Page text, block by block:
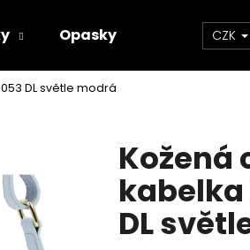
Opasky Doplňky
CZK
DL světle modrá
Kožená
kabelka
DL